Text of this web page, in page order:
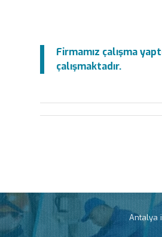
Firmamız çalışma
çalışmaktadır.
Antalya